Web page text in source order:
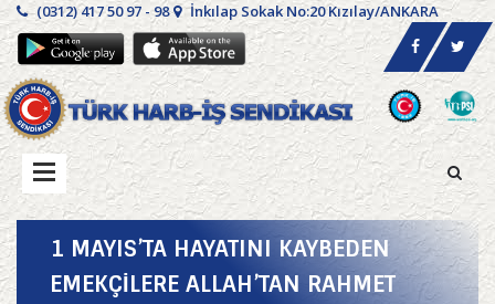
(0312) 417 50 97 - 98 İnkılap Sokak No:20 Kızılay/ANKARA
1 MAYIS’TA HAYATINI KAYBEDEN
EMEKÇİLERE ALLAH’TAN RAHMET